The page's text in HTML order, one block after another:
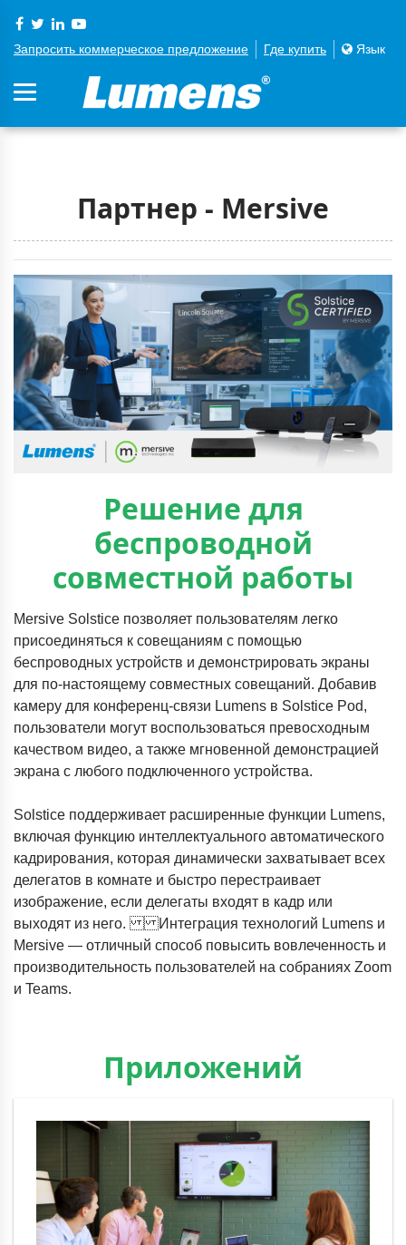
Запросить коммерческое предложение Где купить Язык
Партнер - Mersive
Решение для
беспроводной
совместной работы
Mersive Solstice позволяет пользователям легко
присоединяться к совещаниям с помощью
беспроводных устройств и демонстрировать экраны
для по-настоящему совместных совещаний. Добавив
камеру для конференц-связи Lumens в Solstice Pod,
пользователи могут воспользоваться превосходным
качеством видео, а также мгновенной демонстрацией
экрана с любого подключенного устройства.
Solstice поддерживает расширенные функции Lumens,
включая функцию интеллектуального автоматического
кадрирования, которая динамически захватывает всех
делегатов в комнате и быстро перестраивает
изображение, если делегаты входят в кадр или
выходят из него. Интеграция технологий Lumens и
Mersive — отличный способ повысить вовлеченность и
производительность пользователей на собраниях Zoom
и Teams.
Приложений